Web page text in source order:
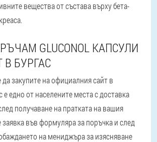
вещества от състава върху бета-
GLUCONOL КАПСУЛИ
В БУРГАС
закупите на официалния сайт в
е едно от населените места с доставка
получаване на пратката на вашия
заявка във формуляра за поръчка и след
на мениджъра за изясняване